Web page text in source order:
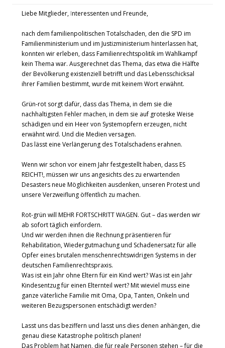
Liebe Mitglieder, Interessenten und Freunde,
nach dem familienpolitischen Totalschaden, den die SPD im
Familienministerium und im Justizministerium hinterlassen hat,
konnten wir erleben, dass Familienrechtspolitik im Wahlkampf
kein Thema war. Ausgerechnet das Thema, das etwa die Hälfte
der Bevölkerung existenziell betrifft und das Lebensschicksal
ihrer Familien bestimmt, wurde mit keinem Wort erwähnt.
Grün-rot sorgt dafür, dass das Thema, in dem sie die
nachhaltigsten Fehler machen, in dem sie auf groteske Weise
schädigen und ein Heer von Systemopfern erzeugen, nicht
erwähnt wird. Und die Medien versagen.
Das lässt eine Verlängerung des Totalschadens erahnen.
Wenn wir schon vor einem Jahr festgestellt haben, dass ES
REICHT!, müssen wir uns angesichts des zu erwartenden
Desasters neue Möglichkeiten ausdenken, unseren Protest und
unsere Verzweiflung öffentlich zu machen.
Rot-grün will MEHR FORTSCHRITT WAGEN. Gut – das werden wir
ab sofort täglich einfordern.
Und wir werden ihnen die Rechnung präsentieren für
Rehabilitation, Wiedergutmachung und Schadenersatz für alle
Opfer eines brutalen menschenrechtswidrigen Systems in der
deutschen Familienrechtspraxis.
Was ist ein Jahr ohne Eltern für ein Kind wert? Was ist ein Jahr
Kindesentzug für einen Elternteil wert? Mit wieviel muss eine
ganze väterliche Familie mit Oma, Opa, Tanten, Onkeln und
weiteren Bezugspersonen entschädigt werden?
Lasst uns das beziffern und lasst uns dies denen anhängen, die
genau diese Katastrophe politisch planen!
Das Problem hat Namen, die für reale Personen stehen – für die